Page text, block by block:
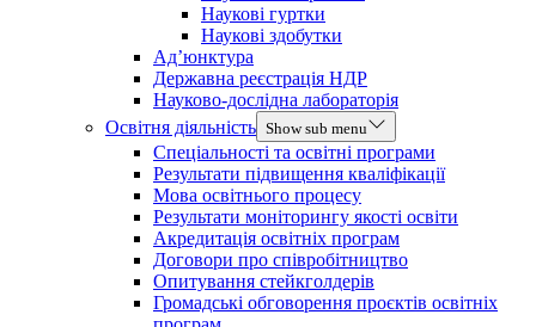
Наукові гуртки
Наукові здобутки
Ад’юнктура
Державна реєстрація НДР
Науково-дослідна лабораторія
Освітня діяльність Show sub menu
Спеціальності та освітні програми
Результати підвищення кваліфікації
Мова освітнього процесу
Результати моніторингу якості освіти
Акредитація освітніх програм
Договори про співробітництво
Опитування стейкголдерів
Громадські обговорення проєктів освітніх